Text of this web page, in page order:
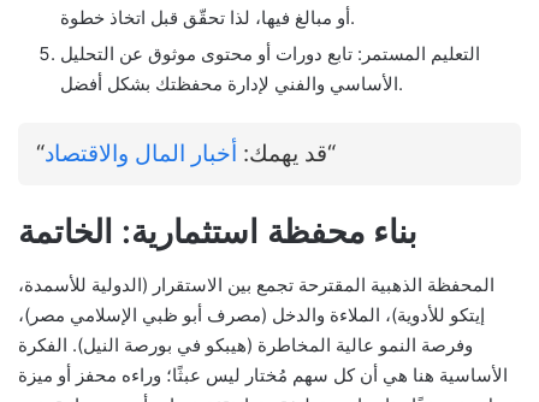
أو مبالغ فيها، لذا تحقّق قبل اتخاذ خطوة.
التعليم المستمر: تابع دورات أو محتوى موثوق عن التحليل
الأساسي والفني لإدارة محفظتك بشكل أفضل.
“قد يهمك: أخبار المال والاقتصاد “
بناء محفظة استثمارية: الخاتمة
المحفظة الذهبية المقترحة تجمع بين الاستقرار (الدولية للأسمدة،
إيتكو للأدوية)، الملاءة والدخل (مصرف أبو ظبي الإسلامي مصر)،
وفرصة النمو عالية المخاطرة (هيبكو في بورصة النيل). الفكرة
الأساسية هنا هي أن كل سهم مُختار ليس عبثًا؛ وراءه محفز أو ميزة